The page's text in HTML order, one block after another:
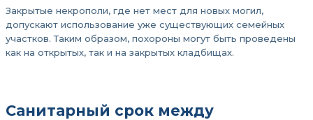
Закрытые некрополи, где нет мест для новых могил,
допускают использование уже существующих семейных
участков. Таким образом, похороны могут быть проведены
как на открытых, так и на закрытых кладбищах.
Санитарный срок между